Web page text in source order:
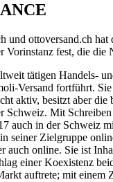
ottoversand.ch
fest, die die
tätigen Handels-
Versand fortführt.
besitzt aber
Mit
auch in der
seiner Zielgruppe
auch online. Sie ist
einer Koexistenz
auftrete; mit